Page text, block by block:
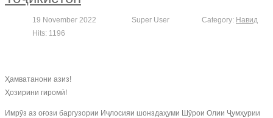
19 November 2022 Super User Category: Навид
Hits: 1196
Ҳамватанони азиз!
Ҳозирини гиромӣ!
Имрӯз аз оғози баргузории Иҷлосияи шонздаҳуми Шӯрои Олии Ҷумҳурии